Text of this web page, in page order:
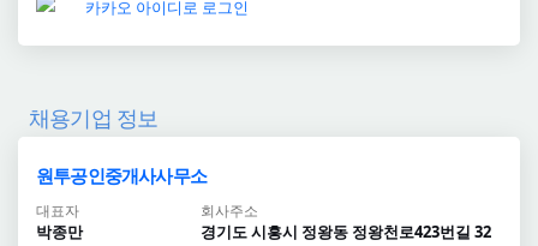
채용기업 정보
원투공인중개사사무소
대표자
박종만
회사주소
경기도 시흥시 정왕동 정왕천로423번길 32